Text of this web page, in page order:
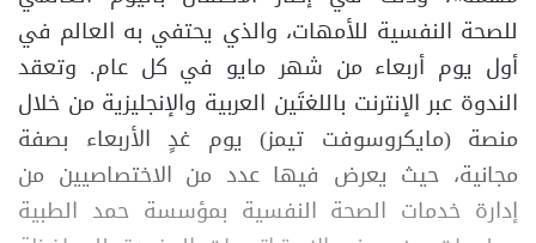
للصحة النفسية للأمهات، والذي يحتفي به العالم في
أول يوم أربعاء من شهر مايو في كل عام. وتعقد
الندوة عبر الإنترنت باللغتَين العربية والإنجليزية من خلال
منصة (مايكروسوفت تيمز) يوم غدٍ الأربعاء بصفة
مجانية، حيث يعرض فيها عدد من الاختصاصيين من
إدارة خدمات الصحة النفسية بمؤسسة حمد الطبية